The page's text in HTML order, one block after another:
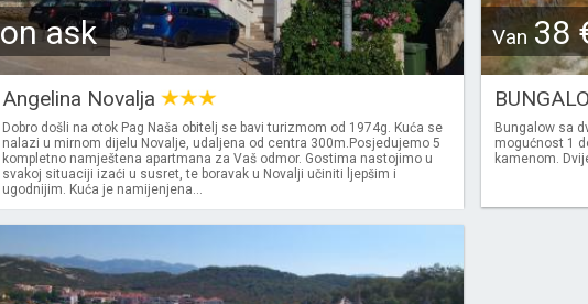
on ask
Angelina Novalja
Dobro došli na otok Pag Naša obitelj se bavi turizmom od 1974g. Kuća se
nalazi u mirnom dijelu Novalje, udaljena od centra 300m.Posjedujemo 5
kompletno namještena apartmana za Vaš odmor. Gostima nastojimo u
svakoj situaciji izaći u susret, te boravak u Novalji učiniti ljepšim i
ugodnijim. Kuća je namijenjena...
Van 38
Bungalow sa
mogućnost 1
kamenom.